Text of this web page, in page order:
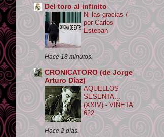
Del toro al infinito
Ni las gracias /
por Carlos
Esteban
Hace 18 minutos.
CRONICATORO (de Jorge
Arturo Díaz)
AQUELLOS
SESENTA...
(XXIV) - VIÑETA
622
Hace 2 días.